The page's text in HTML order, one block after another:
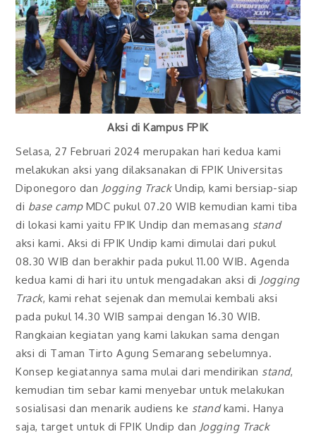
Aksi di Kampus FPIK
Selasa, 27 Februari 2024 merupakan hari kedua kami
melakukan aksi yang dilaksanakan di FPIK Universitas
Diponegoro dan Jogging TrackUndip, kami bersiap-siap
di base campMDC pukul 07.20 WIB kemudian kami tiba
di lokasi kami yaitu FPIK Undip dan memasang stand
aksi kami. Aksi di FPIK Undip kami dimulai dari pukul
08.30 WIB dan berakhir pada pukul 11.00 WIB. Agenda
kedua kami di hari itu untuk mengadakan aksi di Jogging
Track, kami rehat sejenak dan memulai kembali aksi
pada pukul 14.30 WIB sampai dengan 16.30 WIB.
Rangkaian kegiatan yang kami lakukan sama dengan
aksi di Taman Tirto Agung Semarang sebelumnya.
Konsep kegiatannya sama mulai dari mendirikan stand,
kemudian tim sebar kami menyebar untuk melakukan
sosialisasi dan menarik audiens ke standkami. Hanya
saja, target untuk di FPIK Undip dan Jogging Track